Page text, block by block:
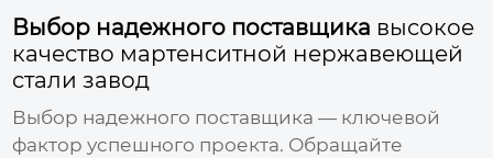
Выбор надежного поставщика высокое
качество мартенситной нержавеющей
стали завод
Выбор надежного поставщика — ключевой
фактор успешного проекта. Обращайте